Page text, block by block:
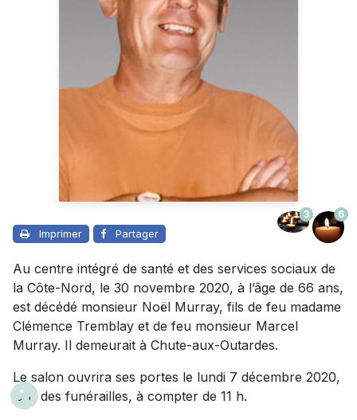
Imprimer Partager
3 6
Au centre intégré de santé et des services sociaux de
la Côte-Nord, le 30 novembre 2020, à l’âge de 66 ans,
est décédé monsieur Noël Murray, fils de feu madame
Clémence Tremblay et de feu monsieur Marcel
Murray. Il demeurait à Chute-aux-Outardes.
Le salon ouvrira ses portes le lundi 7 décembre 2020,
jour des funérailles, à compter de 11 h.